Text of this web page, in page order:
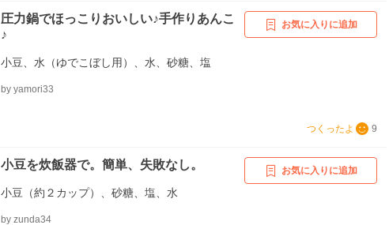
圧力鍋でほっこりおいしい♪手作りあんこ
♪
小豆、水（ゆでこぼし用）、水、砂糖、塩
by yamori33
お気に入りに追加
つくったよ 9
小豆を炊飯器で。簡単、失敗なし。
小豆（約２カップ）、砂糖、塩、水
by zunda34
お気に入りに追加